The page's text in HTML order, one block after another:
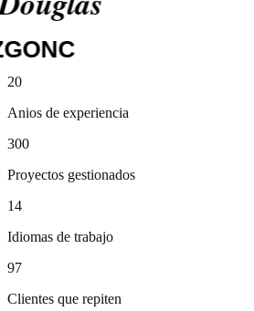
Media Markt
Lidl
Otto
ZGONC
20
Anios de experiencia
300
Proyectos gestionados
14
Idiomas de trabajo
97
Clientes que repiten